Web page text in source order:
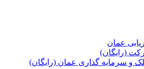
عمان
(رایگان)
و سرمایه گذاری عمان (رایگان)